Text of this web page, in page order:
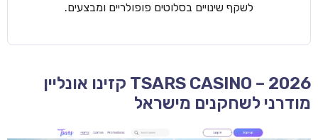
לשקף שינויים בסלוטים פופולריים ומבצעים.
TSARS CASINO – 2026 קזינו אונליין
מודרני לשחקנים מישראל